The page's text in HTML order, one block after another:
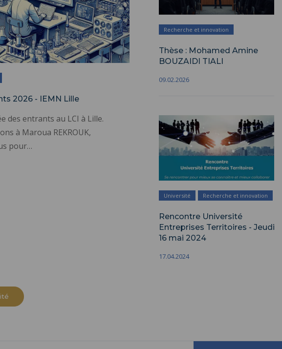
2026 - IEMN Lille
des entrants au LCI à Lille.
à Maroua REKROUK,
pour…
Recherche et innovation
Thèse : Mohamed Amine
BOUZAIDI TIALI
09.02.2026
Université Recherche et innovation
Rencontre Université
Entreprises Territoires - Jeudi
16 mai 2024
17.04.2024